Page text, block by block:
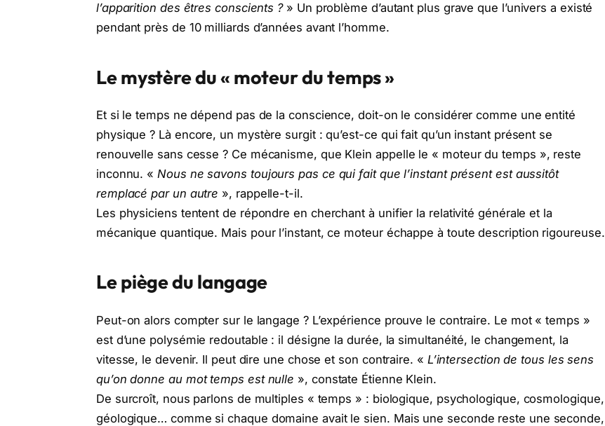
l’apparition des êtres conscients ?» Un problème d’autant plus grave que l’univers a existé
pendant près de 10 milliards d’années avant l’homme.
Le mystère du « moteur du temps »
Et si le temps ne dépend pas de la conscience, doit-on le considérer comme une entité
physique ? Là encore, un mystère surgit : qu’est-ce qui fait qu’un instant présent se
renouvelle sans cesse ? Ce mécanisme, que Klein appelle le « moteur du temps », reste
inconnu. « Nous ne savons toujours pas ce qui fait que l’instant présent est aussitôt
remplacé par un autre », rappelle-t-il.
Les physiciens tentent de répondre en cherchant à unifier la relativité générale et la
mécanique quantique. Mais pour l’instant, ce moteur échappe à toute description rigoureuse.
Le piège du langage
Peut-on alors compter sur le langage ? L’expérience prouve le contraire. Le mot « temps »
est d’une polysémie redoutable : il désigne la durée, la simultanéité, le changement, la
vitesse, le devenir. Il peut dire une chose et son contraire. « L’intersection de tous les sens
qu’on donne au mot temps est nulle », constate Étienne Klein.
De surcroît, nous parlons de multiples « temps » : biologique, psychologique, cosmologique,
géologique… comme si chaque domaine avait le sien. Mais une seconde reste une seconde,